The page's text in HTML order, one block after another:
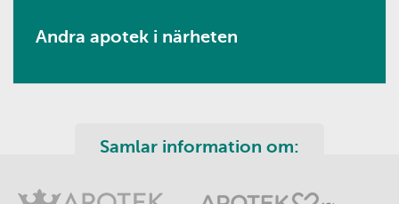
Andra apotek i närheten
Samlar information om: